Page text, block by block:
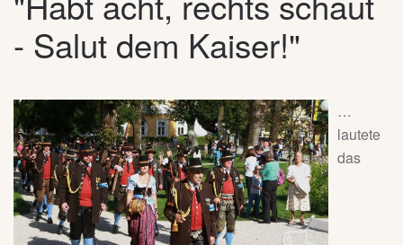
- Salut dem Kaiser!"
…
lautete
das